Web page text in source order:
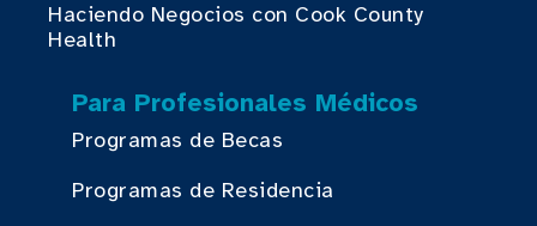
Haciendo Negocios con Cook County
Health
Para Profesionales Médicos
Programas de Becas
Programas de Residencia